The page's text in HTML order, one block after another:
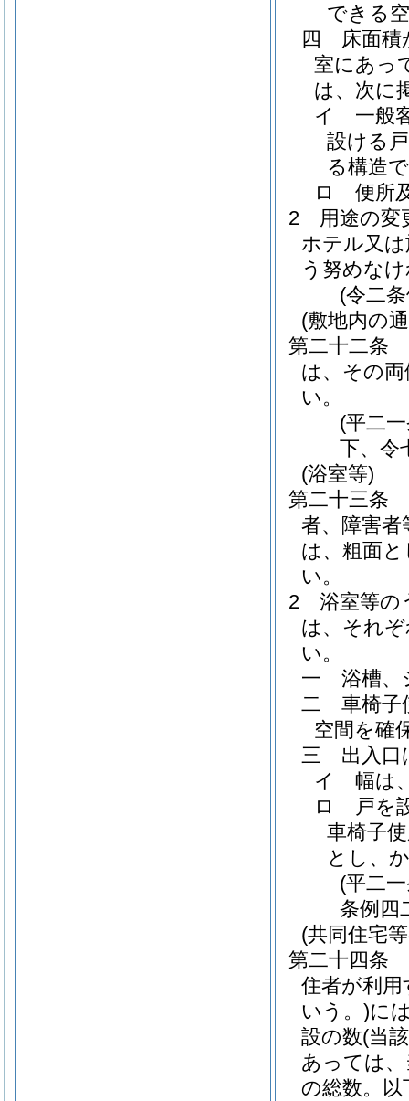
できる
四
床面
室にあっ
は、次に
イ
一般
設ける
る構造
ロ
便所
2
用途の
ホテル又
う努めな
(令二
(敷地内の
第二十二条
は、その
い。
(平二
下、令
(浴室等)
第二十三条
者、障害
は、粗面
い。
2
浴室等の
は、それ
い。
一
浴槽、
二
車椅子
空間を確
三
出入
イ
幅は
ロ
戸を
車椅子
とし、
(平二
条例四
(共同住宅
第二十四条
住者が利
いう。)に
設の数(当
あっては
の総数。以